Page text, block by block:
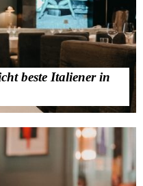
beste Italiener in